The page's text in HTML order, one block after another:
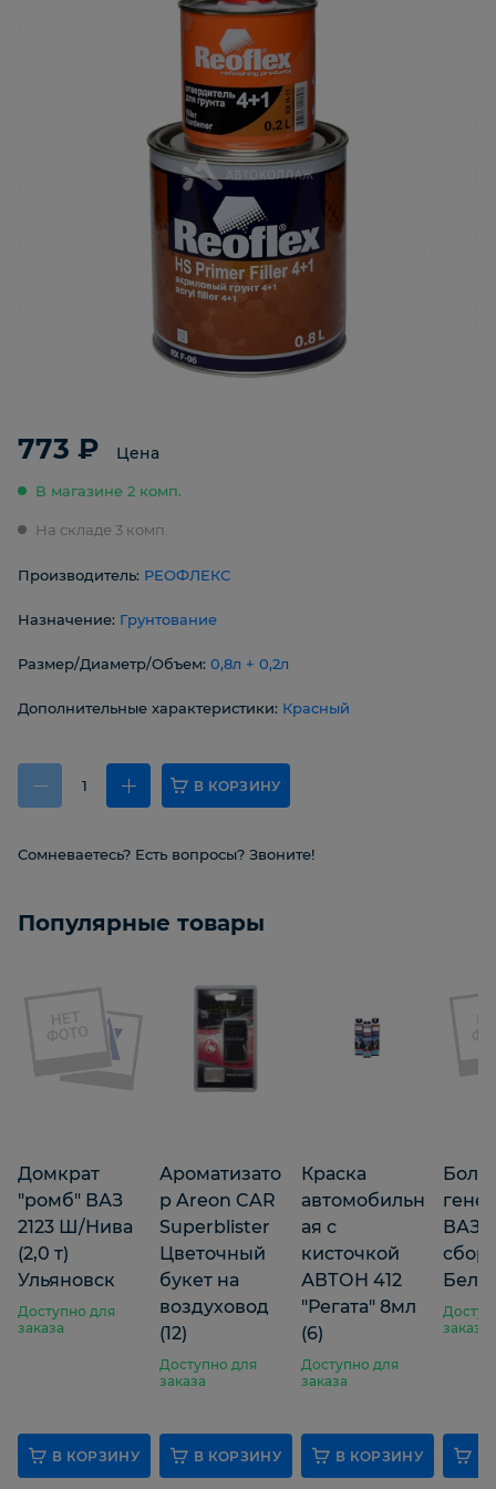
773 ₽ Цена
В магазине 2 комп.
На складе 3 комп.
Производитель: РЕОФЛЕКС
Назначение: Грунтование
Размер/Диаметр/Объем: 0,8л + 0,2л
Дополнительные характеристики: Красный
В КОРЗИНУ
Сомневаетесь? Есть вопросы? Звоните!
Популярные товары
Домкрат
"ромб" ВАЗ
2123 Ш/Нива
(2,0 т)
Ульяновск
Доступно для
заказа
В КОРЗИНУ
Ароматизато
р Areon CAR
Superblister
Цветочный
букет на
воздуховод
(12)
Доступно для
заказа
В КОРЗИНУ
Краска
автомобильн
ая с
кисточкой
АВТОН 412
"Регата" 8мл
(6)
Доступно для
заказа
В КОРЗИНУ
Болт
ВАЗ
заказа